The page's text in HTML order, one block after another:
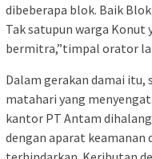
dibeberapa blok. Baik
Tak satupun warga Konut
bermitra,”timpal orator
Dalam gerakan damai itu,
matahari yang
kantor PT Antam
dengan aparat